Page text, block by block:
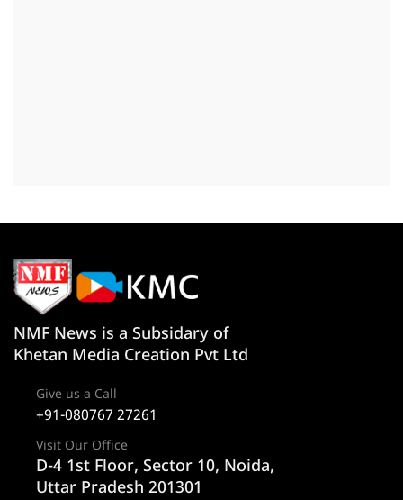
NMF News is a Subsidary of
Khetan Media Creation Pvt Ltd
Give us a Call
+91-080767 27261
Visit Our Office
D-4 1st Floor, Sector 10, Noida,
Uttar Pradesh 201301